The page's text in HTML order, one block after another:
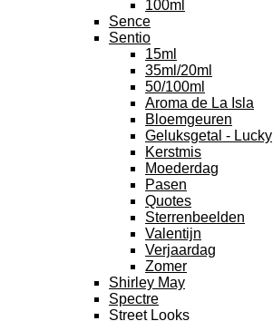
100ml
Sence
Sentio
15ml
35ml/20ml
50/100ml
Aroma de La Isla
Bloemgeuren
Geluksgetal - Lucky
Kerstmis
Moederdag
Pasen
Quotes
Sterrenbeelden
Valentijn
Verjaardag
Zomer
Shirley May
Spectre
Street Looks